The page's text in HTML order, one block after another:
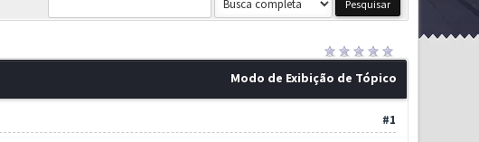
Modo de Exibição de Tópico
#1